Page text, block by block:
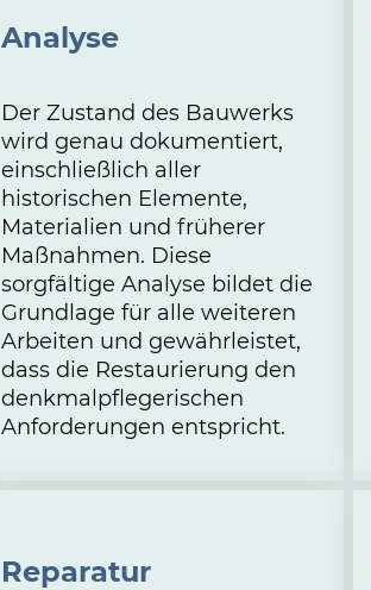
Analyse
Der Zustand des Bauwerks
wird genau dokumentiert,
einschließlich aller
historischen Elemente,
Materialien und früherer
Maßnahmen. Diese
sorgfältige Analyse bildet die
Grundlage für alle weiteren
Arbeiten und gewährleistet,
dass die Restaurierung den
denkmalpflegerischen
Anforderungen entspricht.
Reparatur